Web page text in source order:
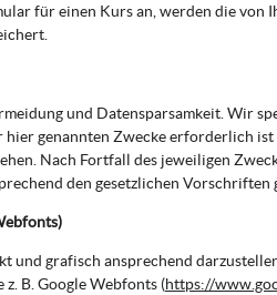
für einen Kurs an, werden die von
und Datensparsamkeit. Wir
genannten Zwecke erforderlich ist
Nach Fortfall des jeweiligen
den gesetzlichen Vorschriften
und grafisch ansprechend
B. Google Webfonts (https://